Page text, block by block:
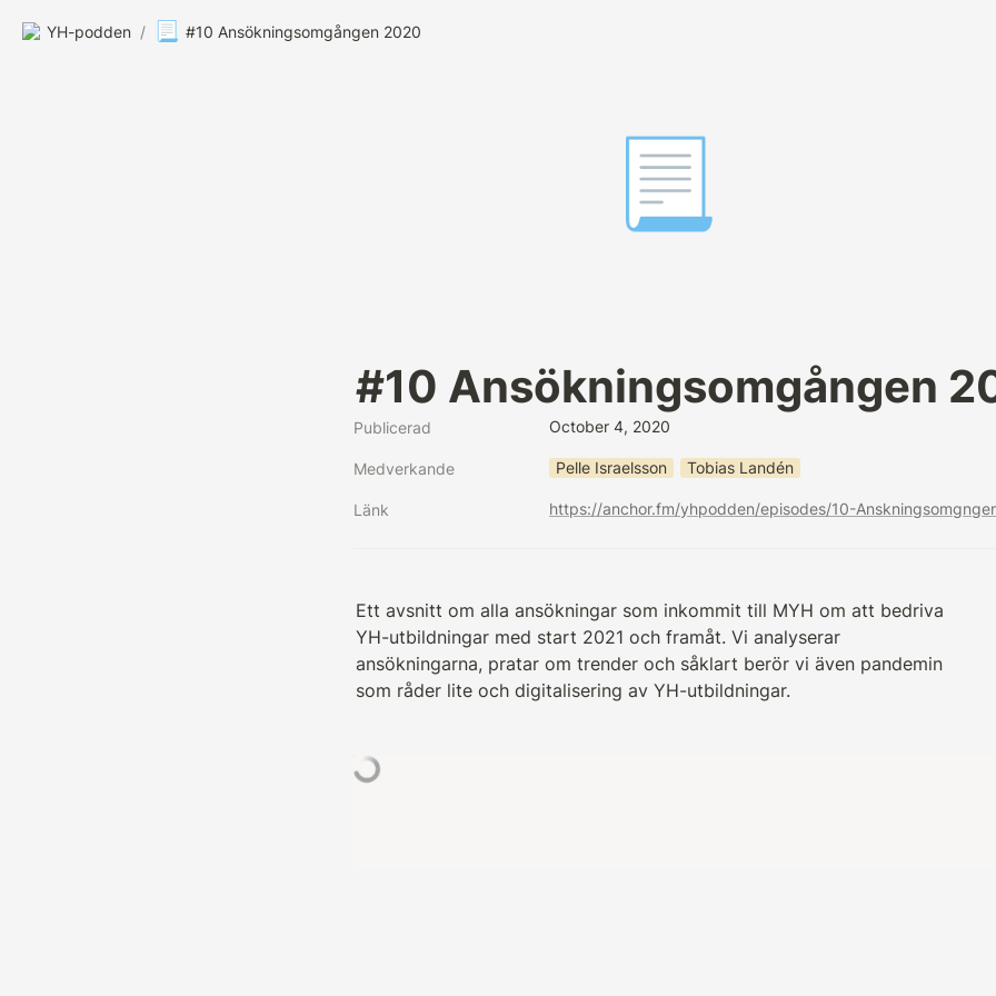
YH-podden / 📃 #10 Ansökningsomgången 2020
📃
#10 Ansökningsomgången
Publicerad October 4, 2020
Medverkande Pelle Israelsson Tobias Landén
Länk
Ett avsnitt om alla ansökningar som inkommit till MYH om att bedriva
YH-utbildningar med start 2021 och framåt. Vi analyserar
ansökningarna, pratar om trender och såklart berör vi även pandemin
som råder lite och digitalisering av YH-utbildningar.